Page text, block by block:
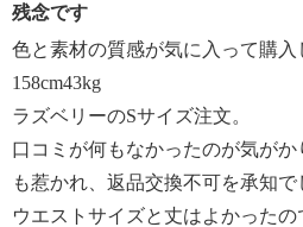
・自然乾燥：日陰の吊り干し
・アイロン仕上げ：可（低温）
・ドライクリーニング：不可
・ウエットクリーニング：可
【メンテナンス（ケアラベル）】
＜サンドベージュ、ダークネイ
＜サンドベージュ、ダークネイ
や汗などによる色落ち、色移り
残念です
色と素材の質感が気に入って購入
158cm43kg
ラズベリーのSサイズ注文。
口コミが何もなかったのが気が
も惹かれ、返品交換不可を承知で
ウエストサイズと丈はよかった